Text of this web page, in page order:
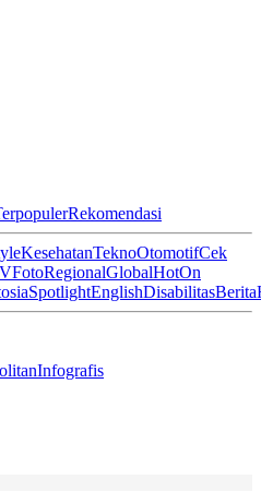
Rekomendasi
KesehatanTeknoOtomotifCek
FotoRegionalGlobalHotOn
SpotlightEnglishDisabilitasBerita
Infografis